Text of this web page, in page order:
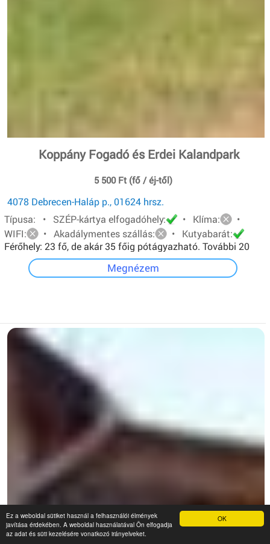
OK
Ez a weboldal sütiket használ a felhasználói élmények
javítása érdekében. A weboldal használatával Ön elfogadja
az adat és süti kezelésére vonatkozó irányelveket.
Koppány Fogadó és Erdei Kalandpark
5 500 Ft (fő / éj-től)
4078 Debrecen-Haláp p., 01624 hrsz.
Típusa: • SZÉP-kártya elfogadóhely:
• Klíma:
•
WIFI:
• Akadálymentes szállás:
• Kutyabarát:
Férőhely: 23 fő, de akár 35 főig pótágyazható. További 20
főt pedig sátorban tudunk elhelyezni.
Megnézem